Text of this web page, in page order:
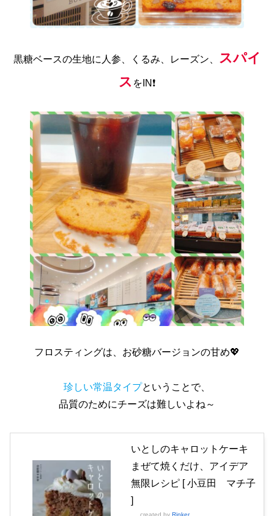
黒糖ベースの生地に人参、くるみ、レーズン、 スパイ
ス をIN❗
フロスティングは、お砂糖バージョンの甘め💖
珍しい常温タイプということで、
品質のためにチーズは難しいよね～
いとしのキャロットケーキ
まぜて焼くだけ、アイデア
無限レシピ [ 小豆田 マチ子
]
created by Rinker